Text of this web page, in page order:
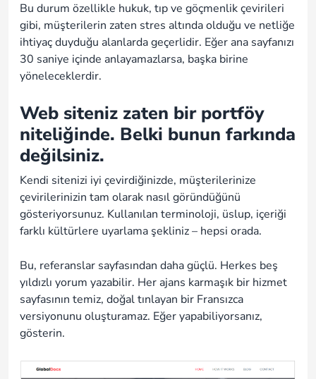
Bu durum özellikle hukuk, tıp ve göçmenlik çevirileri
gibi, müşterilerin zaten stres altında olduğu ve netliğe
ihtiyaç duyduğu alanlarda geçerlidir. Eğer ana sayfanızı
30 saniye içinde anlayamazlarsa, başka birine
yöneleceklerdir.
Web siteniz zaten bir portföy
niteliğinde. Belki bunun farkında
değilsiniz.
Kendi sitenizi iyi çevirdiğinizde, müşterilerinize
çevirilerinizin tam olarak nasıl göründüğünü
gösteriyorsunuz. Kullanılan terminoloji, üslup, içeriği
farklı kültürlere uyarlama şekliniz – hepsi orada.
Bu, referanslar sayfasından daha güçlü. Herkes beş
yıldızlı yorum yazabilir. Her ajans karmaşık bir hizmet
sayfasının temiz, doğal tınlayan bir Fransızca
versiyonunu oluşturamaz. Eğer yapabiliyorsanız,
gösterin.